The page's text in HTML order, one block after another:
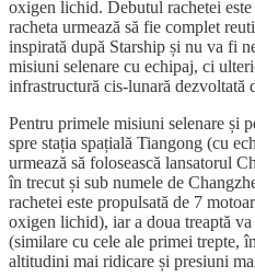
oxigen lichid. Debutul rachetei
racheta urmează să fie complet
inspirată după Starship și nu va fi
misiuni selenare cu echipaj, ci
infrastructură cis-lunară dezvoltată
Pentru primele misiuni selenare și
spre stația spațială Tiangong (cu
urmează să folosească lansatorul
în trecut și sub numele de
rachetei este propulsată de 7
oxigen lichid), iar a doua treaptă
(similare cu cele ale primei trepte,
altitudini mai ridicare și presiuni